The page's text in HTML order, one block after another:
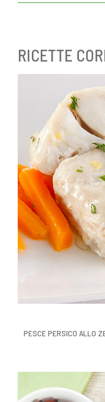
RICETTE
PESCE PERSICO ALLO